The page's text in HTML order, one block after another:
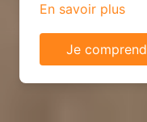
En savoir plus
Je comprend